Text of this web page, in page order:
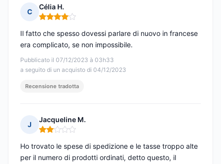
C
Célia H.
Nota: 4 su 5
Pubblicato il 07/12/2023 à 03h33
a seguito di un acquisto di 04/12/2023
Il fatto che spesso dovessi parlare di nuovo in francese
era complicato, se non impossibile.
Recensione tradotta
J
Jacqueline M.
Nota: 2 su 5
Ho trovato le spese di spedizione e le tasse troppo alte
per il numero di prodotti ordinati, detto questo, il